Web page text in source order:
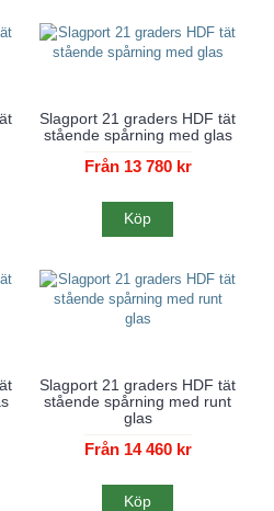
Slagport 21 graders HDF tät
stående spårning med glas
Från 13 780 kr
Köp
Slagport 21 graders HDF tät
stående spårning med runt
glas
Från 14 460 kr
Köp